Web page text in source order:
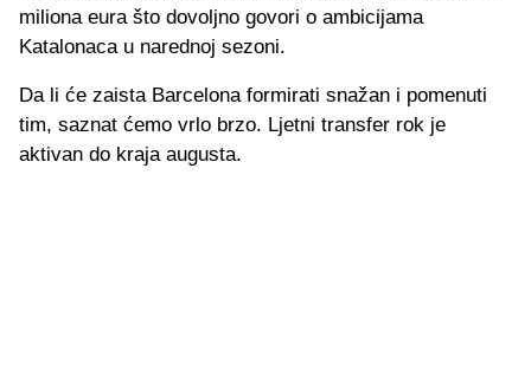
miliona eura što dovoljno govori o ambicijama
Katalonaca u narednoj sezoni.
Da li će zaista Barcelona formirati snažan i pomenuti
tim, saznat ćemo vrlo brzo. Ljetni transfer rok je
aktivan do kraja augusta.